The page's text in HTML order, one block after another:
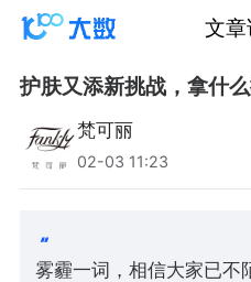
文
护肤又添新挑战，拿什
梵可丽
02-03 11:23
雾霾一词，相信大家已不